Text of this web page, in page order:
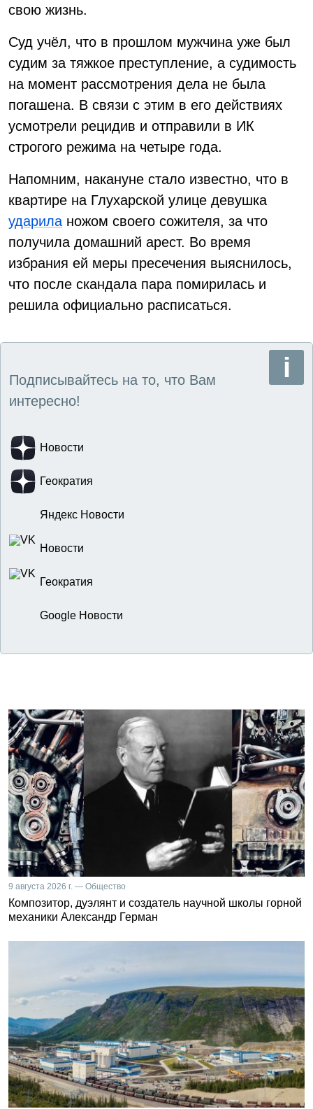
свою жизнь.
Суд учёл, что в прошлом мужчина уже был
судим за тяжкое преступление, а судимость
на момент рассмотрения дела не была
погашена. В связи с этим в его действиях
усмотрели рецидив и отправили в ИК
строгого режима на четыре года.
Напомним, накануне стало известно, что в
квартире на Глухарской улице девушка
ударила ножом своего сожителя, за что
получила домашний арест. Во время
избрания ей меры пресечения выяснилось,
что после скандала пара помирилась и
решила официально расписаться.
Подписывайтесь на то, что Вам
интересно!
Новости
Геократия
Яндекс Новости
Новости
Геократия
Google Новости
9 августа 2026 г. — Общество
Композитор, дуэлянт и создатель научной школы горной
механики Александр Герман